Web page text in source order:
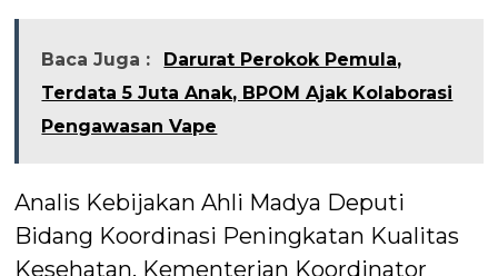
Baca Juga :
Darurat Perokok Pemula,
Terdata 5 Juta Anak, BPOM Ajak Kolaborasi
Pengawasan Vape
Analis Kebijakan Ahli Madya Deputi
Bidang Koordinasi Peningkatan Kualitas
Kesehatan, Kementerian Koordinator